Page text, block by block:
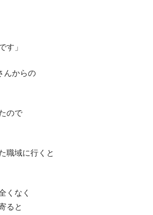
す」
んからの
ので
職域に行くと
くなく
ると